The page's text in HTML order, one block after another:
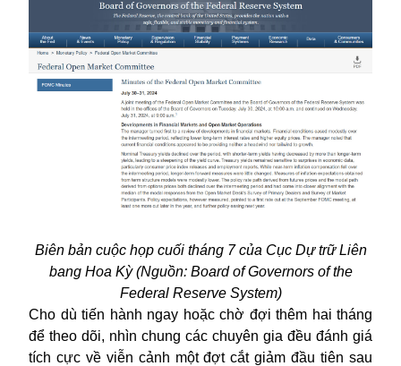
Biên bản cuộc họp cuối tháng 7 của Cục Dự trữ Liên
bang Hoa Kỳ (Nguồn: Board of Governors of the
Federal Reserve System)
Cho dù tiến hành ngay hoặc chờ đợi thêm hai tháng
để theo dõi, nhìn chung các chuyên gia đều đánh giá
tích cực về viễn cảnh một đợt cắt giảm đầu tiên sau